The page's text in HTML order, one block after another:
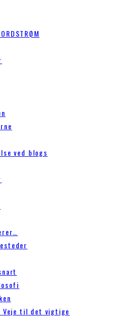
ved blogs
Veje til det vigtige